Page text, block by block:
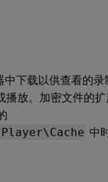
下载以供查看的
播放。加密文件的
中